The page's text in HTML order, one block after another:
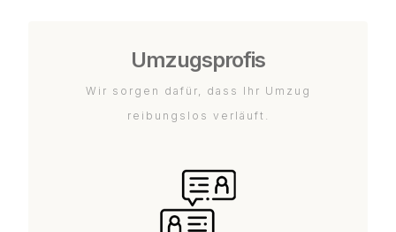
Umzugsprofis
Wir sorgen dafür, dass Ihr Umzug
reibungslos verläuft.